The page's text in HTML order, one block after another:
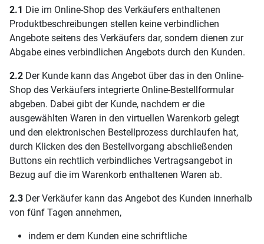
2.1 Die im Online-Shop des Verkäufers enthaltenen
Produktbeschreibungen stellen keine verbindlichen
Angebote seitens des Verkäufers dar, sondern dienen zur
Abgabe eines verbindlichen Angebots durch den Kunden.
2.2 Der Kunde kann das Angebot über das in den Online-
Shop des Verkäufers integrierte Online-Bestellformular
abgeben. Dabei gibt der Kunde, nachdem er die
ausgewählten Waren in den virtuellen Warenkorb gelegt
und den elektronischen Bestellprozess durchlaufen hat,
durch Klicken des den Bestellvorgang abschließenden
Buttons ein rechtlich verbindliches Vertragsangebot in
Bezug auf die im Warenkorb enthaltenen Waren ab.
2.3 Der Verkäufer kann das Angebot des Kunden innerhalb
von fünf Tagen annehmen,
indem er dem Kunden eine schriftliche